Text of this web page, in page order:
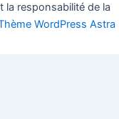
responsabilité de la
WordPress Astra